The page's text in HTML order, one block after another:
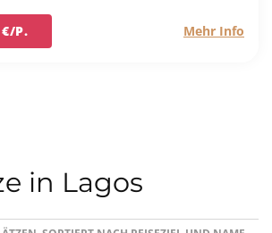
P. Mehr Info
in Lagos